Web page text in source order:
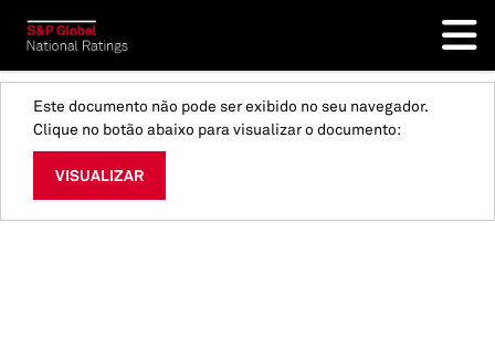
Este documento não pode ser exibido no seu navegador.
Clique no botão abaixo para visualizar o documento:
VISUALIZAR